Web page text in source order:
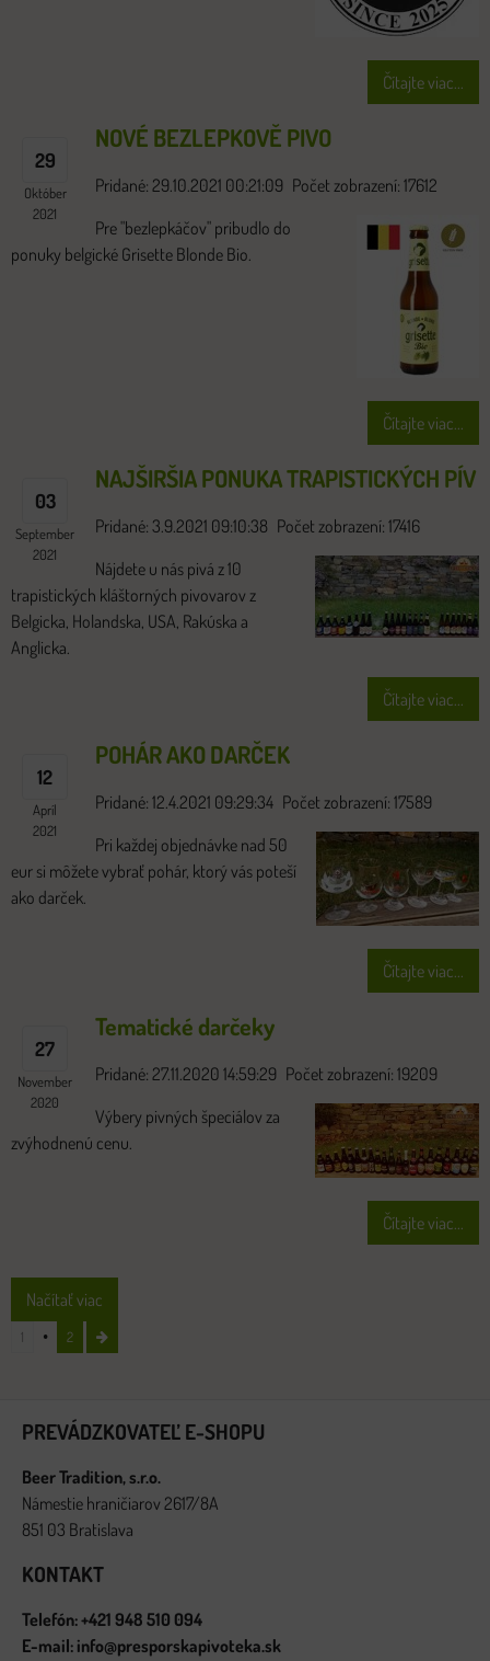
Čítajte viac...
29
Október
2021
NOVÉ BEZLEPKOVĚ PIVO
Pridané: 29.10.2021 00:21:09 Počet zobrazení: 17612
Pre "bezlepkáčov" pribudlo do
ponuky belgické Grisette Blonde Bio.
Čítajte viac...
03
September
2021
NAJŠIRŠIA PONUKA TRAPISTICKÝCH PÍV
Pridané: 3.9.2021 09:10:38 Počet zobrazení: 17416
Nájdete u nás pivá z 10
trapistických kláštorných pivovarov z
Belgicka, Holandska, USA, Rakúska a
Anglicka.
Čítajte viac...
12
Apríl
2021
POHÁR AKO DARČEK
Pridané: 12.4.2021 09:29:34 Počet zobrazení: 17589
Pri každej objednávke nad 50
eur si môžete vybrať pohár, ktorý vás poteší
ako darček.
Čítajte viac...
27
November
2020
Tematické darčeky
Pridané: 27.11.2020 14:59:29 Počet zobrazení: 19209
Výbery pivných špeciálov za
zvýhodnenú cenu.
Čítajte viac...
Načítať viac
1 2
PREVÁDZKOVATEĽ E-SHOPU
Beer Tradition, s.r.o.
Námestie hraničiarov 2617/8A
851 03 Bratislava
KONTAKT
Telefón: +421 948 510 094
E-mail: info@presporskapivoteka.sk